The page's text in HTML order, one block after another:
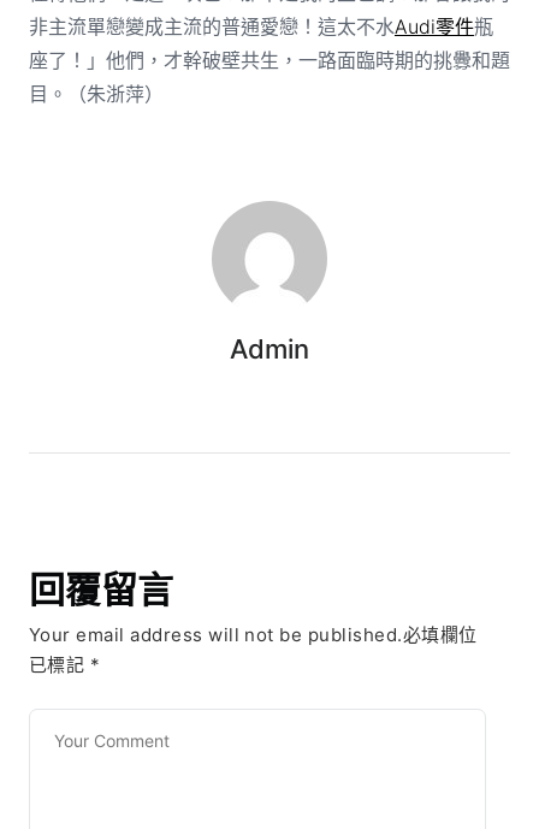
非主流單戀變成主流的普通愛戀！這太不水Audi零件瓶
座了！」他們，才幹破壁共生，一路面臨時期的挑釁和題
目。（朱浙萍）
Admin
回覆留言
Your email address will not be published.必填欄位
已標記 *